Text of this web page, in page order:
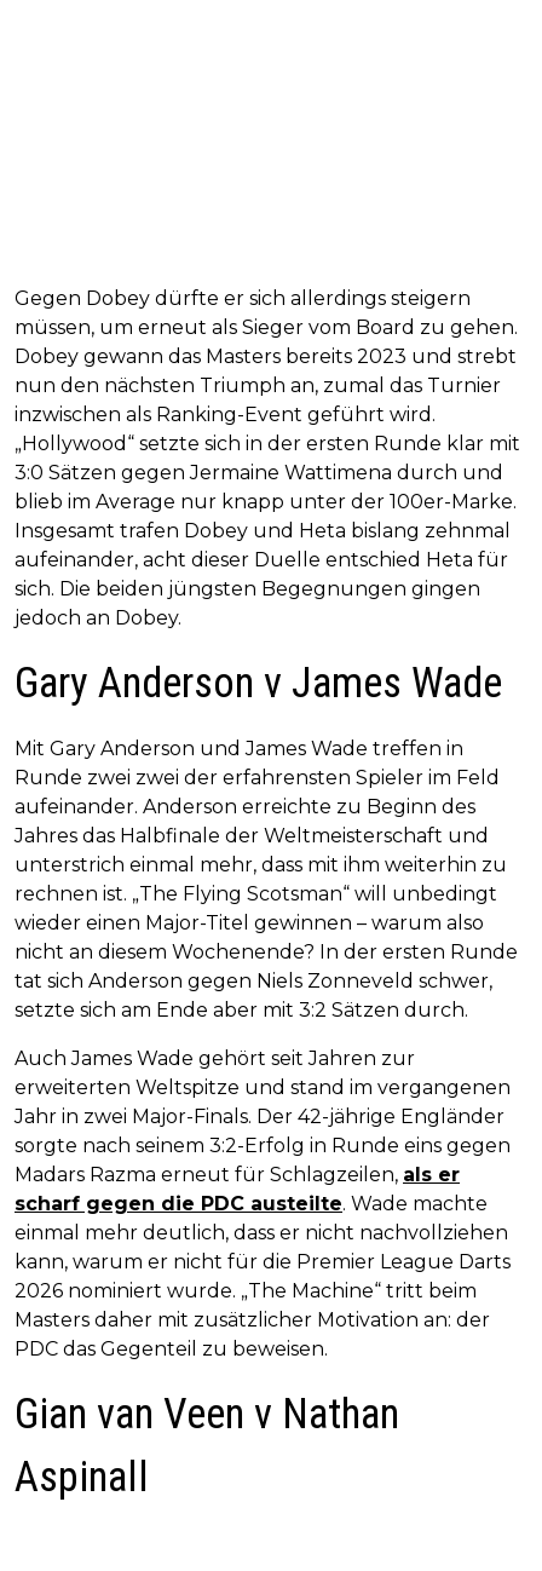
Gegen Dobey dürfte er sich allerdings steigern
müssen, um erneut als Sieger vom Board zu gehen.
Dobey gewann das Masters bereits 2023 und strebt
nun den nächsten Triumph an, zumal das Turnier
inzwischen als Ranking-Event geführt wird.
„Hollywood“ setzte sich in der ersten Runde klar mit
3:0 Sätzen gegen Jermaine Wattimena durch und
blieb im Average nur knapp unter der 100er-Marke.
Insgesamt trafen Dobey und Heta bislang zehnmal
aufeinander, acht dieser Duelle entschied Heta für
sich. Die beiden jüngsten Begegnungen gingen
jedoch an Dobey.
Gary Anderson v James Wade
Mit Gary Anderson und James Wade treffen in
Runde zwei zwei der erfahrensten Spieler im Feld
aufeinander. Anderson erreichte zu Beginn des
Jahres das Halbfinale der Weltmeisterschaft und
unterstrich einmal mehr, dass mit ihm weiterhin zu
rechnen ist. „The Flying Scotsman“ will unbedingt
wieder einen Major-Titel gewinnen – warum also
nicht an diesem Wochenende? In der ersten Runde
tat sich Anderson gegen Niels Zonneveld schwer,
setzte sich am Ende aber mit 3:2 Sätzen durch.
Auch James Wade gehört seit Jahren zur
erweiterten Weltspitze und stand im vergangenen
Jahr in zwei Major-Finals. Der 42-jährige Engländer
sorgte nach seinem 3:2-Erfolg in Runde eins gegen
Madars Razma erneut für Schlagzeilen, als er
scharf gegen die PDC austeilte. Wade machte
einmal mehr deutlich, dass er nicht nachvollziehen
kann, warum er nicht für die Premier League Darts
2026 nominiert wurde. „The Machine“ tritt beim
Masters daher mit zusätzlicher Motivation an: der
PDC das Gegenteil zu beweisen.
Gian van Veen v Nathan
Aspinall